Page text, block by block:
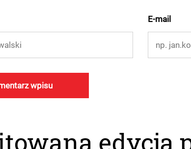
E-mail
edycja